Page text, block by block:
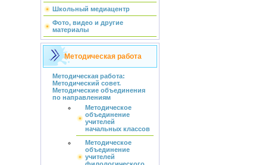
Школьный медиацентр
Фото, видео и другие
материалы
Методическая работа
Методическая работа:
Методический совет.
Методические объединения
по направлениям
Методическое
объединение
учителей
начальных классов
Методическое
объединение
учителей